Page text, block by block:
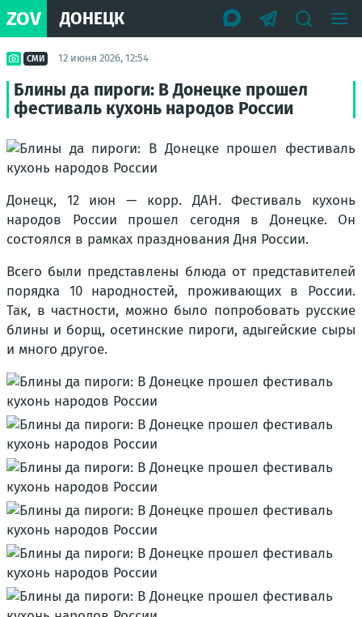
ZOV ДОНЕЦК
СМИ 12 июня 2026, 12:54
Блины да пироги: В Донецке прошел
фестиваль кухонь народов России
Донецк, 12 июн — корр. ДАН. Фестиваль кухонь
народов России прошел сегодня в Донецке. Он
состоялся в рамках празднования Дня России.
Всего были представлены блюда от представителей
порядка 10 народностей, проживающих в России.
Так, в частности, можно было попробовать русские
блины и борщ, осетинские пироги, адыгейские сыры
и много другое.